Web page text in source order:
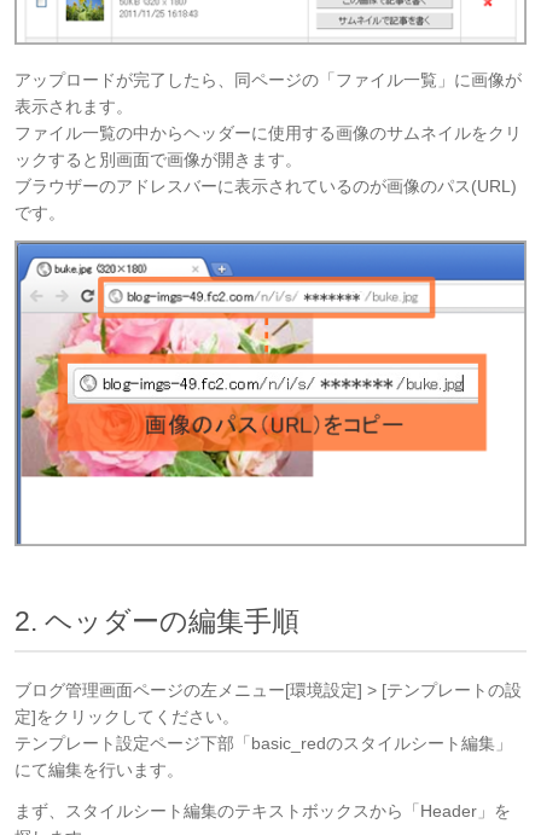
アップロードが完了したら、同ページの「ファイル一覧」に画像が
表示されます。
ファイル一覧の中からヘッダーに使用する画像のサムネイルをクリ
ックすると別画面で画像が開きます。
ブラウザーのアドレスバーに表示されているのが画像のパス(URL)
です。
2. ヘッダーの編集手順
ブログ管理画面ページの左メニュー[環境設定] > [テンプレートの設
定]をクリックしてください。
テンプレート設定ページ下部「basic_redのスタイルシート編集」
にて編集を行います。
まず、スタイルシート編集のテキストボックスから「Header」を